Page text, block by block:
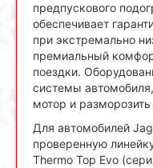
предпускового
обеспечивает
при экстремально
премиальный
поездки.
системы
мотор и разморозить
Для автомобилей
проверенную
Thermo Top Evo